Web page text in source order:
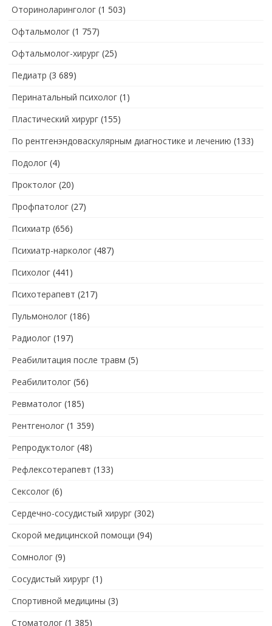
Оториноларинголог (1 503)
Офтальмолог (1 757)
Офтальмолог-хирург (25)
Педиатр (3 689)
Перинатальный психолог (1)
Пластический хирург (155)
По рентгенэндоваскулярным диагностике и лечению (133)
Подолог (4)
Проктолог (20)
Профпатолог (27)
Психиатр (656)
Психиатр-нарколог (487)
Психолог (441)
Психотерапевт (217)
Пульмонолог (186)
Радиолог (197)
Реабилитация после травм (5)
Реабилитолог (56)
Ревматолог (185)
Рентгенолог (1 359)
Репродуктолог (48)
Рефлексотерапевт (133)
Сексолог (6)
Сердечно-сосудистый хирург (302)
Скорой медицинской помощи (94)
Сомнолог (9)
Сосудистый хирург (1)
Спортивной медицины (3)
Стоматолог (1 385)